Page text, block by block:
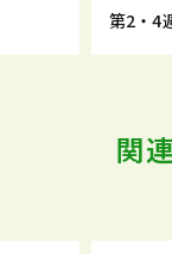
第2・4
関